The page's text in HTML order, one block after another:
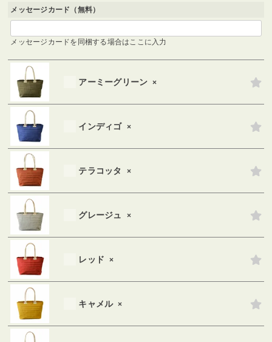
メッセージカード（無料）
メッセージカードを同梱する場合はここに入力
アーミーグリーン ×
インディゴ ×
テラコッタ ×
グレージュ ×
レッド ×
キャメル ×